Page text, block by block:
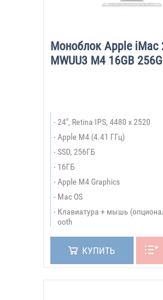
Моноблок Apple iMac
MWUU3 M4 16GB
24", Retina IPS, 4480 x 2520
Apple M4 (4.41 ГГц)
SSD, 256ГБ
16ГБ
Apple M4 Graphics
Mac OS
Клавиатура + мышь
ooth
КУПИТЬ